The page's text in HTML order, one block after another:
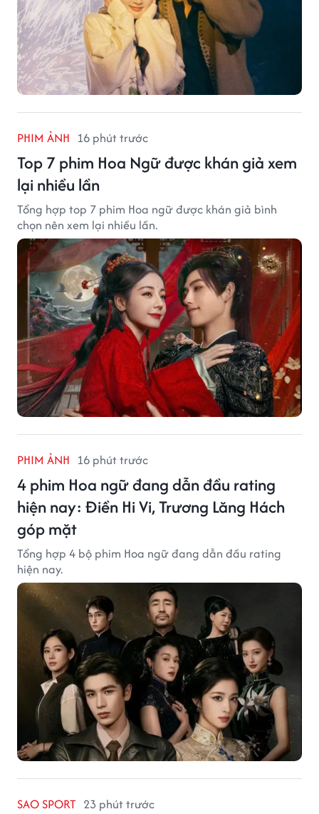
PHIM ẢNH 16 phút trước
Top 7 phim Hoa Ngữ được khán giả xem
lại nhiều lần
Tổng hợp top 7 phim Hoa ngữ được khán giả bình
chọn nên xem lại nhiều lần.
PHIM ẢNH 16 phút trước
4 phim Hoa ngữ đang dẫn đầu rating
hiện nay: Điền Hi Vi, Trương Lăng Hách
góp mặt
Tổng hợp 4 bộ phim Hoa ngữ đang dẫn đầu rating
hiện nay.
SAO SPORT 23 phút trước